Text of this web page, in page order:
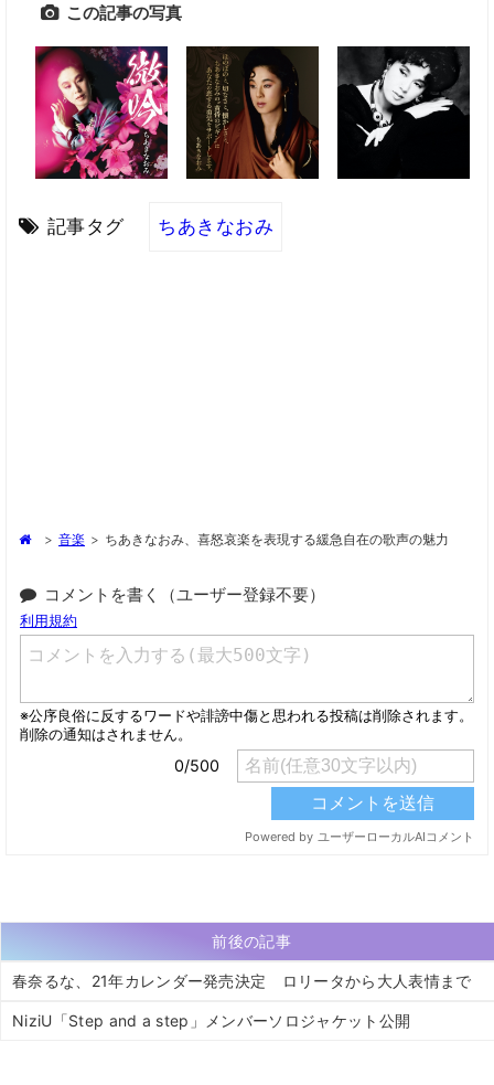
この記事の写真
記事タグ ちあきなおみ
> 音楽 > ちあきなおみ、喜怒哀楽を表現する緩急自在の歌声の魅力
コメントを書く（ユーザー登録不要）
前後の記事
春奈るな、21年カレンダー発売決定 ロリータから大人表情まで
NiziU「Step and a step」メンバーソロジャケット公開